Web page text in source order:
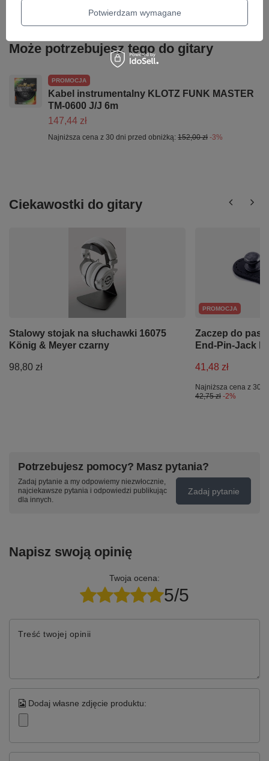
Może potrzebujesz tego do gitary
PROMOCJA
Kabel instrumentalny KLOTZ FUNK MASTER
TM-0600 J/J 6m
147,44 zł
Najniższa cena z 30 dni przed obniżką: 152,00 zł -3%
Ciekawostki do gitary
Stalowy stojak na słuchawki 16075
König & Meyer czarny
98,80 zł
PROMOCJA
Zaczep do
End-Pin-Jack
41,48 zł
Najniższa cena z 30
42,75 zł -2%
Potrzebujesz pomocy? Masz pytania?
Zadaj pytanie a my odpowiemy niezwłocznie,
najciekawsze pytania i odpowiedzi publikując
dla innych.
Zadaj pytanie
Napisz swoją opinię
Twoja ocena:
5/5
Treść twojej opinii
Dodaj własne zdjęcie produktu:
Potwierdzam wymagane